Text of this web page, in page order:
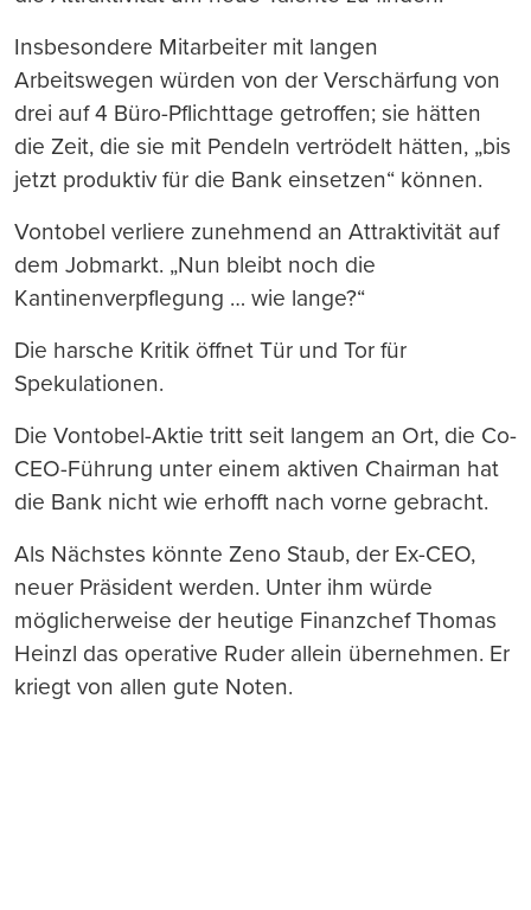
Insbesondere Mitarbeiter mit langen
Arbeitswegen würden von der Verschärfung von
drei auf 4 Büro-Pflichttage getroffen; sie hätten
die Zeit, die sie mit Pendeln vertrödelt hätten, „bis
jetzt produktiv für die Bank einsetzen“ können.
Vontobel verliere zunehmend an Attraktivität auf
dem Jobmarkt. „Nun bleibt noch die
Kantinenverpflegung … wie lange?“
Die harsche Kritik öffnet Tür und Tor für
Spekulationen.
Die Vontobel-Aktie tritt seit langem an Ort, die Co-
CEO-Führung unter einem aktiven Chairman hat
die Bank nicht wie erhofft nach vorne gebracht.
Als Nächstes könnte Zeno Staub, der Ex-CEO,
neuer Präsident werden. Unter ihm würde
möglicherweise der heutige Finanzchef Thomas
Heinzl das operative Ruder allein übernehmen. Er
kriegt von allen gute Noten.